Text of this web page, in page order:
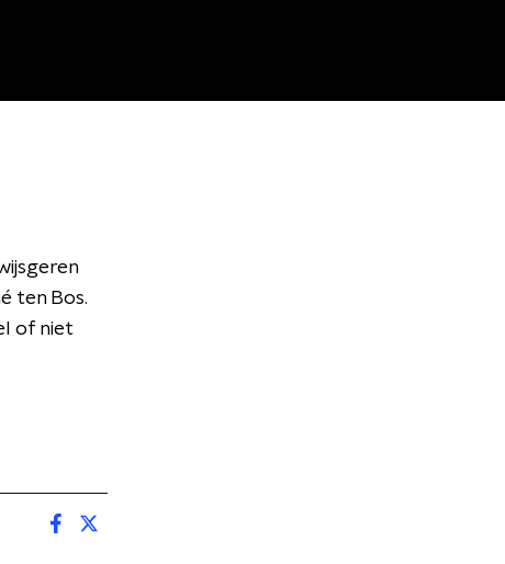
ten Bos.
of niet